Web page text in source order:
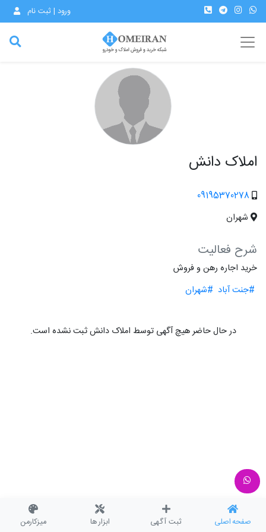
ورود | ثبت نام
املاک دانش
09195370278
شهران
شرح فعالیت
خرید اجاره رهن و فروش
#جنت آباد #شهران
در حال حاضر هیچ آگهی توسط املاک دانش ثبت نشده است.
صفحه اصلی ثبت آگهی ابزار ها میزکارمن